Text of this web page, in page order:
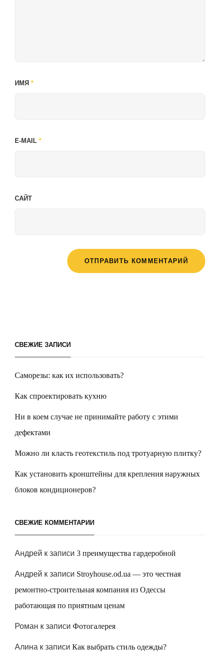
ИМЯ *
E-MAIL *
САЙТ
СВЕЖИЕ ЗАПИСИ
Саморезы: как их использовать?
Как спроектировать кухню
Ни в коем случае не принимайте работу с этими
дефектами
Можно ли класть геотекстиль под тротуарную плитку?
Как установить кронштейны для крепления наружных
блоков кондиционеров?
СВЕЖИЕ КОММЕНТАРИИ
Андрей к записи 3 преимущества гардеробной
Андрей к записи Stroyhouse.od.ua — это честная
ремонтно-строительная компания из Одессы
работающая по приятным ценам
Роман к записи Фотогалерея
Алина к записи Как выбрать стиль одежды?